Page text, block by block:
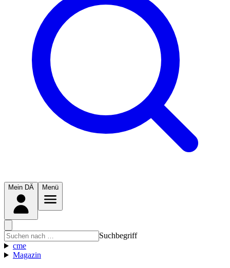
Mein DÄ Menü
Suchbegriff
cme
Magazin